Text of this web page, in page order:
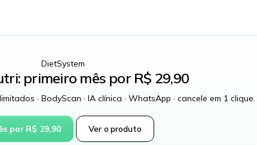
DietSystem
primeiro mês por R$ 29,90
· BodyScan · IA clínica · WhatsApp · cancele em 1 clique.
por R$ 29,90 Ver o produto